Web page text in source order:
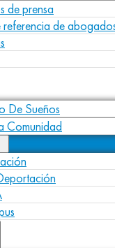
de prensa
referencia de
De Sueños
Comunidad